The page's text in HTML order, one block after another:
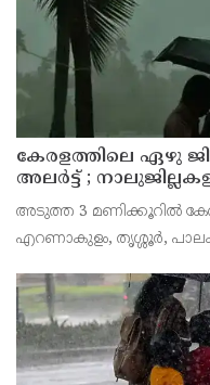
കേരളത്തിലെ ഏഴു
അലർട്ട് ;
സാധ്യത
അടുത്ത 3 മണിക്കൂറിൽ
എറണാകുളം, തൃശ്ശൂർ,
ശക്തമായ മഴയ്ക്കും